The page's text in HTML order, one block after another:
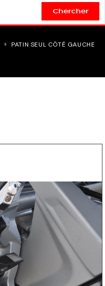
Chercher
PATIN SEUL CÔTÉ GAUCHE